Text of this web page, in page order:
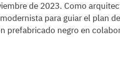
de 2023. Como
para guiar el plan
prefabricado negro en